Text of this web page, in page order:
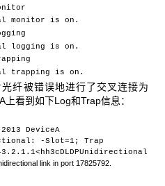
monitor is on.
logging is on.
trapping is on.
纤被错误地进行了交叉连接为
看到如下Log和Trap信息：
DeviceA
-Slot=1; Trap
link in port 17825792.